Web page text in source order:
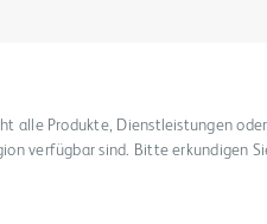
alle Produkte, Dienstleistungen
verfügbar sind. Bitte erkundigen